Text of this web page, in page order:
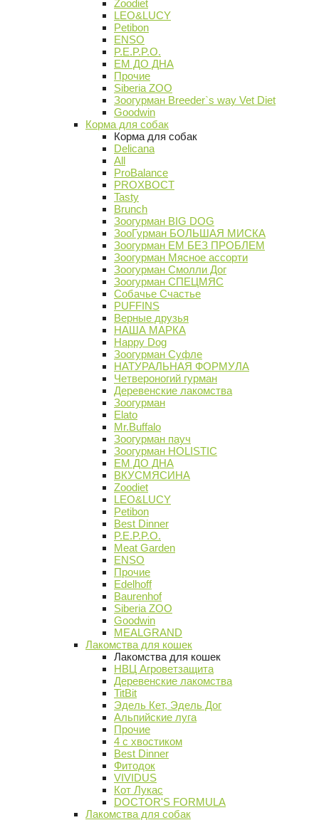
Zoodiet
LEO&LUCY
Petibon
ENSO
P.E.P.P.O.
ЕМ ДО ДНА
Прочие
Siberia ZOO
Зоогурман Breeder`s way Vet Diet
Goodwin
Корма для собак
Корма для собак
Delicana
All
ProBalance
PROХВОСТ
Tasty
Brunch
Зоогурман BIG DOG
ЗооГурман БОЛЬШАЯ МИСКА
Зоогурман ЕМ БЕЗ ПРОБЛЕМ
Зоогурман Мясное ассорти
Зоогурман Смолли Дог
Зоогурман СПЕЦМЯС
Собачье Счастье
PUFFINS
Верные друзья
НАША МАРКА
Happy Dog
Зоогурман Суфле
НАТУРАЛЬНАЯ ФОРМУЛА
Четвероногий гурман
Деревенские лакомства
Зоогурман
Elato
Mr.Buffalo
Зоогурман пауч
Зоогурман HOLISTIC
ЕМ ДО ДНА
ВКУСМЯСИНА
Zoodiet
LEO&LUCY
Petibon
Best Dinner
P.E.P.P.O.
Meat Garden
ENSO
Прочие
Edelhoff
Baurenhof
Siberia ZOO
Goodwin
MEALGRAND
Лакомства для кошек
Лакомства для кошек
НВЦ Агроветзащита
Деревенские лакомства
TitBit
Эдель Кет, Эдель Дог
Альпийские луга
Прочие
4 с хвостиком
Best Dinner
Фитодок
VIVIDUS
Кот Лукас
DOCTOR'S FORMULA
Лакомства для собак